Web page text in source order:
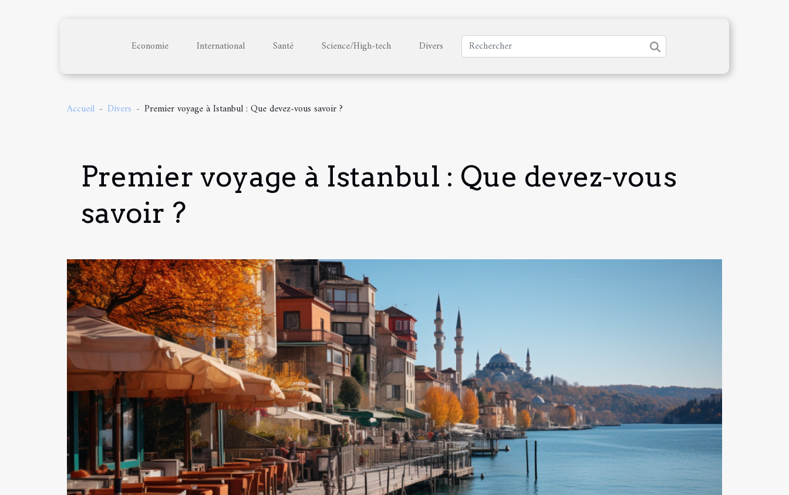
Economie International Santé Science/High-tech Divers
Accueil Divers Premier voyage à Istanbul : Que devez-vous savoir ?
Premier voyage à Istanbul : Que devez-vous
savoir ?